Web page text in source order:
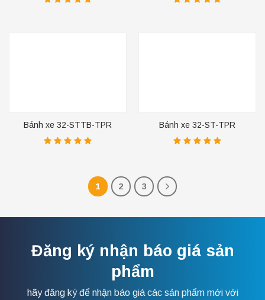
Bánh xe 32-STTB-TPR Bánh xe 32-ST-TPR
1 2 3
Đăng ký nhận báo giá sản
phẩm
hãy đăng ký để nhận báo giá các sản phẩm mới với